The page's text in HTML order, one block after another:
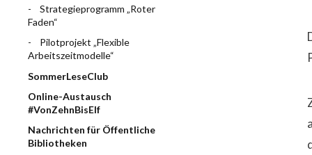
Strategieprogramm „Roter
Faden“
Pilotprojekt „Flexible
Arbeitszeitmodelle“
SommerLeseClub
Online-Austausch
#VonZehnBisElf
Nachrichten für Öffentliche
Bibliotheken